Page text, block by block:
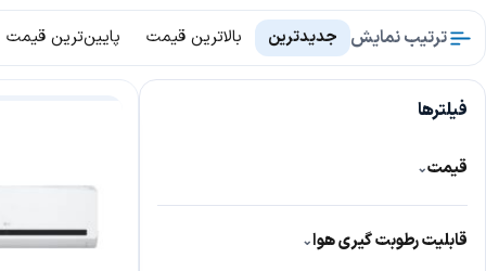
ترتیب نمایش جدیدترین بالاترین قیمت پایین‌ترین قیمت
فیلترها
قیمت⌄
93,000,000
240,000,000
قابلیت رطوبت گیری هوا⌄